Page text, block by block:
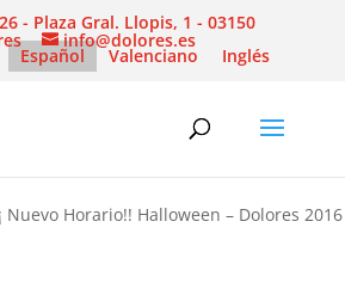
- Plaza Gral. Llopis, 1 - 03150
info@dolores.es
Español Valenciano Inglés
Nuevo Horario!! Halloween – Dolores 2016